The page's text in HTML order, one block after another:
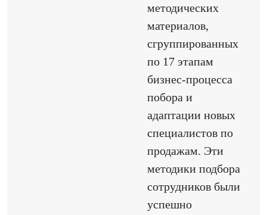
методических
материалов,
сгруппированных
по 17 этапам
бизнес-процесса
побора и
адаптации новых
специалистов по
продажам. Эти
методики подбора
сотрудников были
успешно